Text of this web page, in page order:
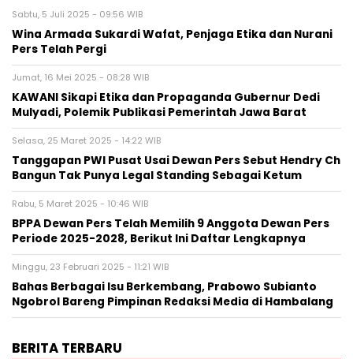
Sabtu, 5 Juli 2025 - 09:56 WIB
Wina Armada Sukardi Wafat, Penjaga Etika dan Nurani
Pers Telah Pergi
Jumat, 16 Mei 2025 - 08:28 WIB
KAWANI Sikapi Etika dan Propaganda Gubernur Dedi
Mulyadi, Polemik Publikasi Pemerintah Jawa Barat
Selasa, 25 Maret 2025 - 14:22 WIB
Tanggapan PWI Pusat Usai Dewan Pers Sebut Hendry Ch
Bangun Tak Punya Legal Standing Sebagai Ketum
Rabu, 5 Maret 2025 - 10:46 WIB
BPPA Dewan Pers Telah Memilih 9 Anggota Dewan Pers
Periode 2025-2028, Berikut Ini Daftar Lengkapnya
Minggu, 23 Februari 2025 - 11:21 WIB
Bahas Berbagai Isu Berkembang, Prabowo Subianto
Ngobrol Bareng Pimpinan Redaksi Media di Hambalang
BERITA TERBARU